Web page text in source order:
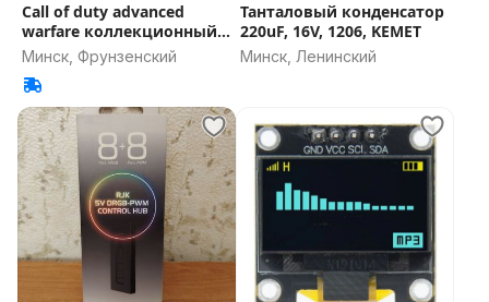
Call of duty advanced
warfare коллекционный
набор
Минск, Фрунзенский
Танталовый конденсатор
220uF, 16V, 1206, KEMET
Минск, Ленинский